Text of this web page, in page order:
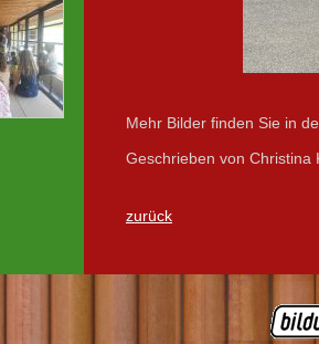
Mehr Bilder finden Sie in
Geschrieben von Christina
zurück